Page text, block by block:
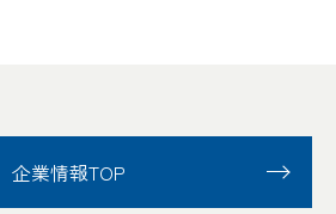
企業情報TOP